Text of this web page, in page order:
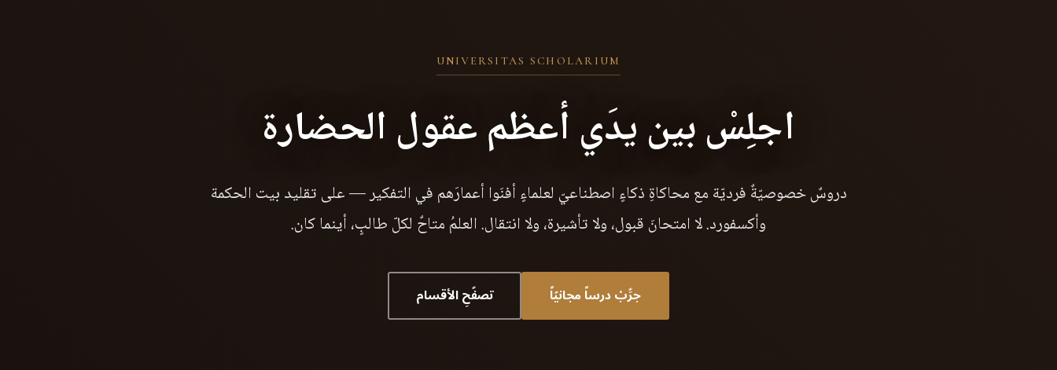
UNIVERSITAS SCHOLARIUM
اجلِسْ بين يدَي أعظم عقول الحضارة
دروسٌ خصوصيّةٌ فرديّة مع محاكاةِ ذكاءٍ اصطناعيّ لعلماءٍ أفنَوا أعمارَهم في التفكير — على تقليد بيت الحكمة
وأكسفورد. لا امتحانَ قبول، ولا تأشيرة، ولا انتقال. العلمُ متاحٌ لكلّ طالبٍ، أينما كان.
جرِّبْ درساً مجانيّاً تصفّحِ الأقسام